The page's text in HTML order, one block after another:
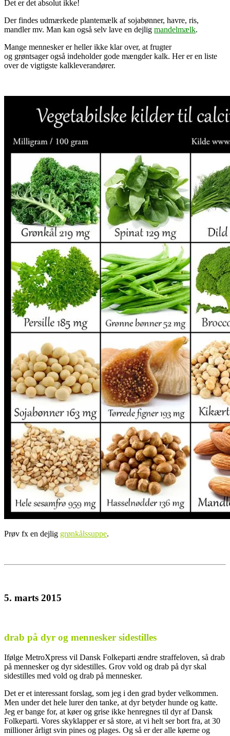
Det er det absolut ikke!
Der findes udmærkede plantemælk af sojabønner, havre, ris,
mandler mv. Man kan også selv lave en dejlig mandelmælk.
Mange mennesker er heller ikke klar over, at frugter
og grøntsager også indeholder gode mængder kalk. Her er en liste
over de vigtigste kalkleverandører.
Prøv fx en dejlig grønkålssuppe.
5. marts 2015
drab på dyr og mennesker sidestilles
Ifølge MetroXpress vil Dansk Folkeparti ændre straffeloven, så drab
på mennesker og dyr sidestilles. Grov vold og drab på dyr skal
sidestilles med vold og drab på mennesker.
Det er et interessant forslag, som jeg i den grad byder velkommen.
Men under det hele lurer den tanke, at dyr betyder hunde og katte.
Jeg er bange for, at køer og grise ikke henregnes til dyr af Dansk
Folkeparti. Vores skyklapper er så store, at vi helt ser bort fra, at 30
millioner årligt svin pines og plages. Og så er der alle køerne og